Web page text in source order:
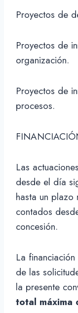
Proyectos de
Proyectos de
organización.
Proyectos de
procesos.
Las
desde el día
hasta un plazo
contados
concesión.
La
de las
la presente
total